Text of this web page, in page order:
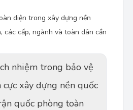
diện trong xây dựng nền
các cấp, ngành và toàn dân cần
nhiệm trong bảo vệ
cực xây dựng nền quốc
quốc phòng toàn